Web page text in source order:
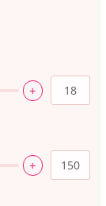
thời gian
Địa Nhật
Thành
+
+